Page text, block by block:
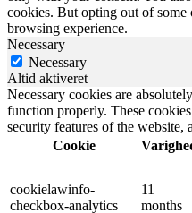
cookies. But opting out of
browsing experience.
Necessary
Necessary
Altid aktiveret
Necessary cookies are
function properly. These
security features of the website,
Cookie
cookielawinfo-
checkbox-analytics
11
months